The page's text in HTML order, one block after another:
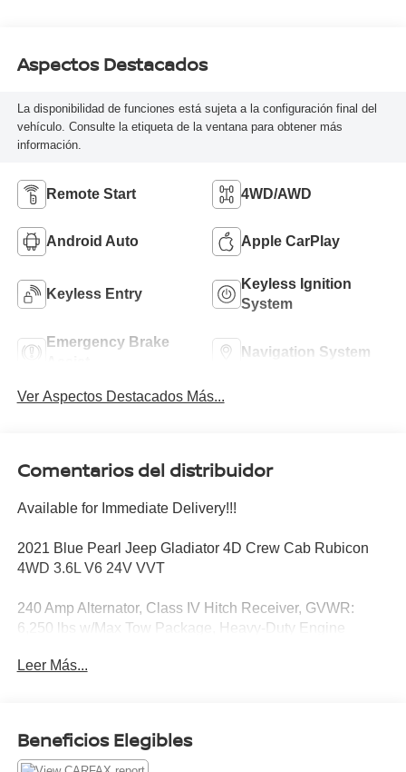
Aspectos Destacados
La disponibilidad de funciones está sujeta a la configuración final del
vehículo. Consulte la etiqueta de la ventana para obtener más
información.
Remote Start 4WD/AWD
Android Auto Apple CarPlay
Keyless Entry
Keyless Ignition
System
Emergency Brake
Navigation System
Ver Aspectos Destacados Más...
Comentarios del distribuidor
Available for Immediate Delivery!!!
2021 Blue Pearl Jeep Gladiator 4D Crew Cab Rubicon
4WD 3.6L V6 24V VVT
240 Amp Alternator, Class IV Hitch Receiver, GVWR:
6,250 lbs w/Max Tow Package, Heavy-Duty Engine
Trailer Tow Package.
Program (FFAP). We can help get you qualified.
Leer Más...
Beneficios Elegibles